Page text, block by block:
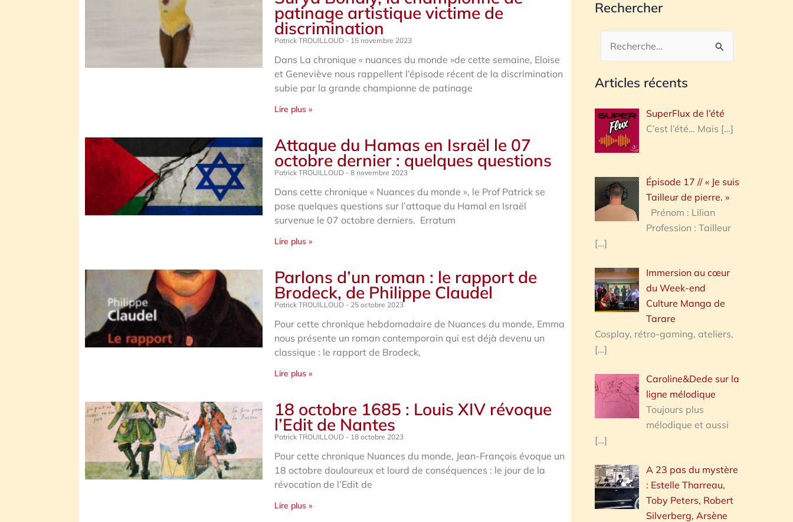
patinage artistique victime de
discrimination
Patrick TROUILLOUD 15 novembre 2023
Dans La chronique « nuances du monde »de cette semaine, Eloise
et Geneviève nous rappellent l’épisode récent de la discrimination
subie par la grande championne de patinage
Lire plus »
Attaque du Hamas en Israël le 07
octobre dernier : quelques questions
Patrick TROUILLOUD 8 novembre 2023
Dans cette chronique « Nuances du monde », le Prof Patrick se
pose quelques questions sur l’attaque du Hamal en Israël
survenue le 07 octobre derniers. Erratum
Lire plus »
Parlons d’un roman : le rapport de
Brodeck, de Philippe Claudel
Patrick TROUILLOUD 25 octobre 2023
Pour cette chronique hebdomadaire de Nuances du monde, Emma
nous présente un roman contemporain qui est déjà devenu un
classique : le rapport de Brodeck,
Lire plus »
18 octobre 1685 : Louis XIV révoque
l’Edit de Nantes
Patrick TROUILLOUD 18 octobre 2023
Pour cette chronique Nuances du monde, Jean-François évoque un
18 octobre douloureux et lourd de conséquences : le jour de la
révocation de l’Edit de
Lire plus »
Rechercher
Rechercher :
Articles récents
SuperFlux de l’été
C’est l’été… Mais […]
Épisode 17 // « Je suis
Tailleur de pierre. »
Prénom : Lilian
Profession : Tailleur
[…]
Immersion au cœur
du Week-end
Culture Manga de
Tarare
Cosplay, rétro-gaming, ateliers,
[…]
Caroline&Dede sur la
ligne mélodique
Toujours plus
mélodique et aussi
[…]
A 23 pas du mystère
: Estelle Tharreau,
Toby Peters, Robert
Silverberg, Arsène